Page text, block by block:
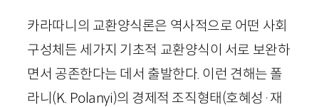
카라따니의 교환양식론은 역사적으로 어떤 사회
구성체든 세가지 기초적 교환양식이 서로 보완하
면서 공존한다는 데서 출발한다. 이런 견해는 폴
라니(K. Polanyi)의 경제적 조직형태(호혜성·재